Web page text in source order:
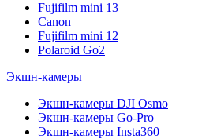
Fujifilm mini 13
Canon
Fujifilm mini 12
Polaroid Go2
Экшн-камеры
Экшн-камеры DJI Osmo
Экшн-камеры Go-Pro
Экшн-камеры Insta360